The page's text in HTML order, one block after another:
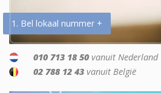
1. Bel lokaal nummer +
010 713 18 50 vanuit Nederland
02 788 12 43 vanuit België